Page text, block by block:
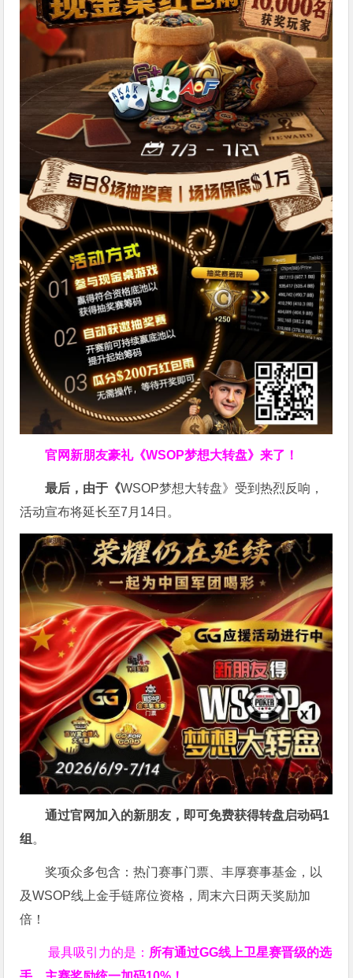
官网新朋友豪礼《WSOP梦想大转盘》来了！
最后，由于《WSOP梦想大转盘》受到热烈反响，
活动宣布将延长至7月14日。
通过官网加入的新朋友，即可免费获得转盘启动码1
组 。
奖项众多包含：热门赛事门票、丰厚赛事基金，以
及WSOP线上金手链席位资格， 周末六日两天奖励加
倍！
最具吸引力的是： 所有通过GG线上卫星赛晋级的选